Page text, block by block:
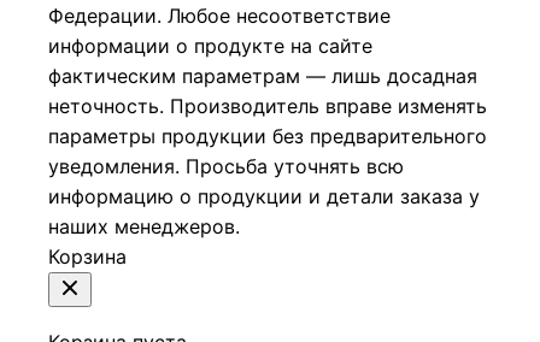
Федерации. Любое несоответствие
информации о продукте на сайте
фактическим параметрам — лишь досадная
неточность. Производитель вправе изменять
параметры продукции без предварительного
уведомления. Просьба уточнять всю
информацию о продукции и детали заказа у
наших менеджеров.
Корзина